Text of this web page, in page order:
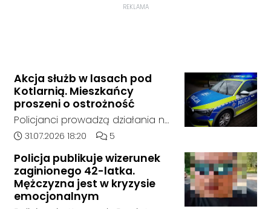
REKLAMA
Akcja służb w lasach pod
Kotlarnią. Mieszkańcy
proszeni o ostrożność
Policjanci prowadzą działania na
terenie kompleksów leśnych w
nam się ustalić, funkcjonariusze
poszukują mężczyzny, który może
posiadać niebezpieczne
Data dodania artykułu:
31.07.2026 18:20 Liczba komentarzy artykułu:
5
Policja publikuje wizerunek
zaginionego 42-latka.
Mężczyzna jest w kryzysie
emocjonalnym